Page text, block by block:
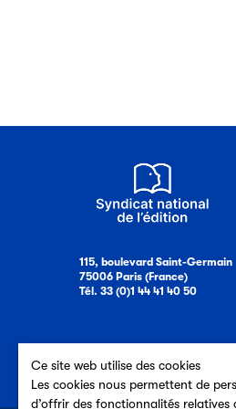
Ce site web utilise des cookies
Les cookies nous permettent de
d’offrir des fonctionnalités relatives
115, boulevard Saint-Germain
75006 Paris (France)
Tél. 33 (0)1 44 41 40 50